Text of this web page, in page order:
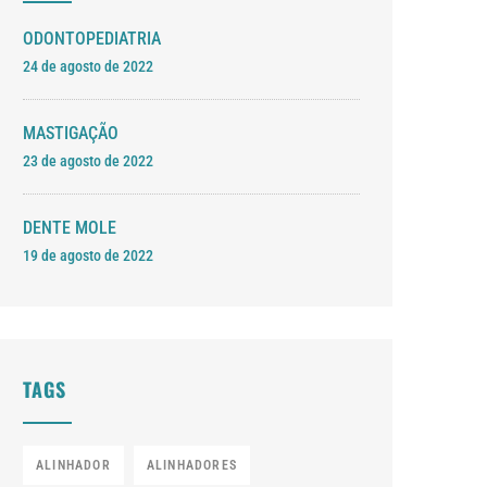
ODONTOPEDIATRIA
24 de agosto de 2022
MASTIGAÇÃO
23 de agosto de 2022
DENTE MOLE
19 de agosto de 2022
TAGS
ALINHADOR ALINHADORES